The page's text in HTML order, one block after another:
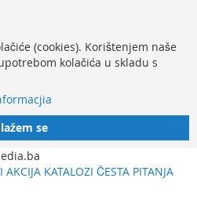
(cookies). Korištenjem naše
kolačića u skladu s
se
AKCIJA KATALOZI ČESTA PITANJA